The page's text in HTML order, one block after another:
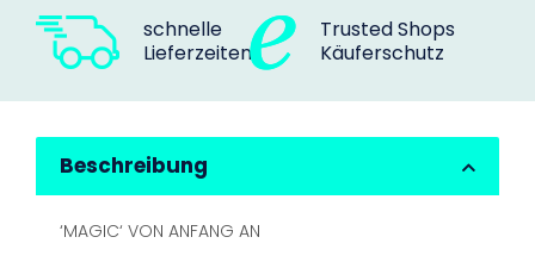
schnelle
Lieferzeiten
Trusted Shops
Käuferschutz
Beschreibung
‘MAGIC‘ VON ANFANG AN